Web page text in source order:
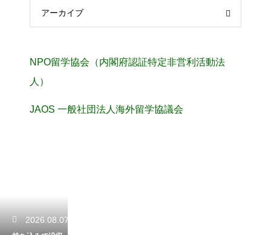
アーカイブ
NPO留学協会（内閣府認証特定非営利活動法
人）
JAOS 一般社団法人海外留学協議会
2026.08.07